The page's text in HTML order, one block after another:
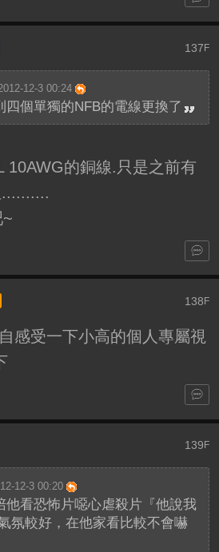
137 F
12-3 00:24
四個單獨的NFB的電線更換了
10AWG的銅線.只是之前有
138 F
感受一下小高的個人專屬視
139 F
12-3 00:20
他看恐怖片噁心虐殺片『他說我
氛較好，在他家看比較不會嚇